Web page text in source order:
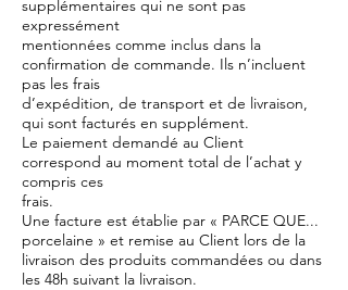
supplémentaires qui ne sont pas
expressément
mentionnées comme inclus dans la
confirmation de commande. Ils n’incluent
pas les frais
d’expédition, de transport et de livraison,
qui sont facturés en supplément.
Le paiement demandé au Client
correspond au moment total de l’achat y
compris ces
frais.
Une facture est établie par « PARCE QUE...
porcelaine » et remise au Client lors de la
livraison des produits commandées ou dans
les 48h suivant la livraison.